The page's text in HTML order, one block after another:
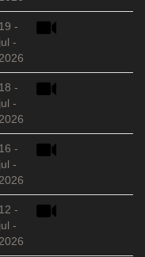
19 -
jul -
2026
18 -
jul -
2026
16 -
jul -
2026
12 -
jul -
2026